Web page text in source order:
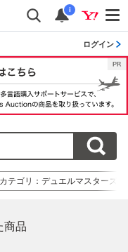
i
ログイン
カテゴリ ： デュエルマスターズ
商品